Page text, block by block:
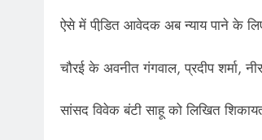
ऐसे में पीडि़त आवेदक अब न्याय पाने के
चौरई के अवनीत गंगवाल, प्रदीप शर्मा,
सांसद विवेक बंटी साहू को लिखित